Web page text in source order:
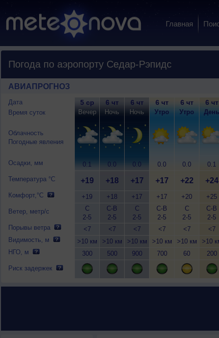
Главная
Погода по аэропорту Седар-Рэпидс
АВИАПРОГНОЗ
Дата
Время суток
Облачность
Погодные явления
Осадки, мм
Температура °C
Комфорт,°C
Ветер, метр/с
Порывы ветра
Видимость, м
НГО, м
Риск задержек
5 ср
Вечер
0.1
+19
+19
С
2-5
<7
>10 км
300
6 чт
Ночь
0.0
+18
+18
С-В
2-5
<7
>10 км
500
6 чт
Ночь
0.0
+17
+17
С
2-5
<7
>10 км
900
6 чт
Утро
0.0
+17
+17
С-В
2-5
<7
>10 км
700
6 чт
Утро
0.0
+22
+20
С
2-5
<7
>10 км
60
6 чт
День
0.1
+24
+25
С-В
2-5
<7
>10
200